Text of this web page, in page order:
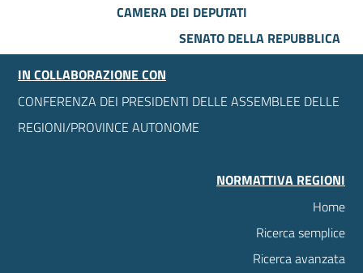
CAMERA DEI DEPUTATI
SENATO DELLA REPUBBLICA
IN COLLABORAZIONE CON
CONFERENZA DEI PRESIDENTI DELLE ASSEMBLEE DELLE
REGIONI/PROVINCE AUTONOME
NORMATTIVA REGIONI
Home
Ricerca semplice
Ricerca avanzata